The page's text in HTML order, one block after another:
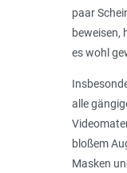
paar
beweisen,
es wohl
alle
bloßem
Masken